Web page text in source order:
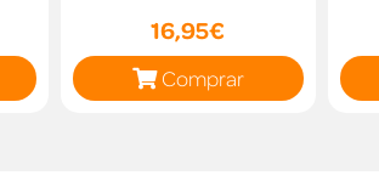
16,95€
Comprar